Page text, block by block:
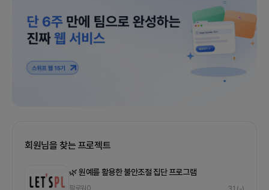
회원님을 찾는 프로젝트
🌿 원예를 활용한 불안조절 집단 프로그램